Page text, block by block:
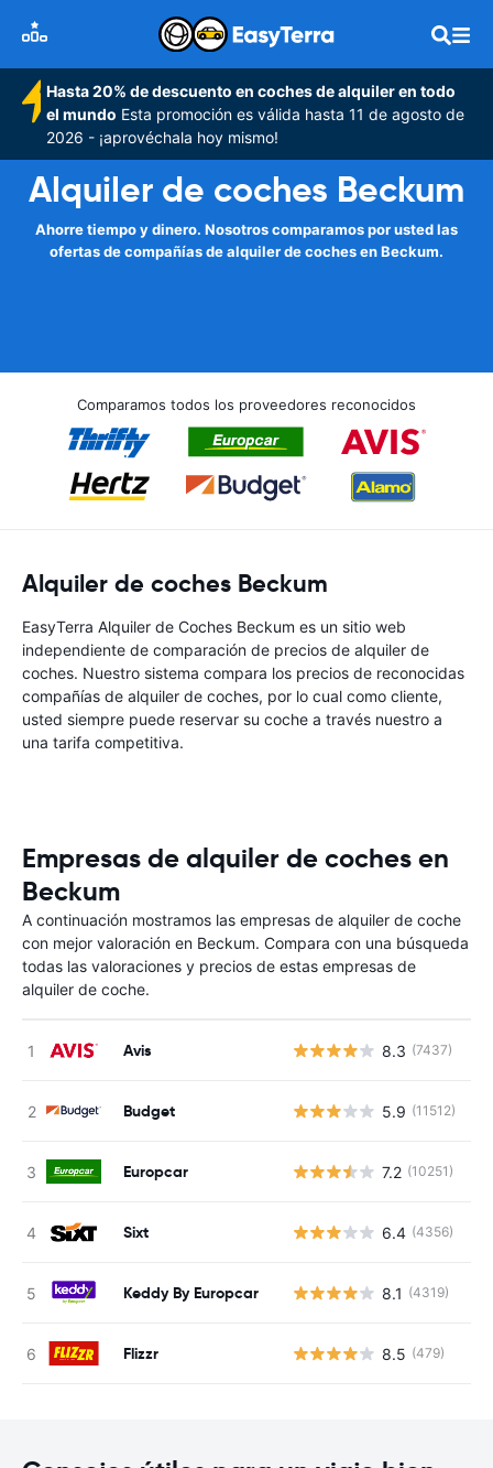
Hasta 20% de descuento en coches de alquiler en todo
el mundo Esta promoción es válida hasta 11 de agosto de
2026 - ¡aprovéchala hoy mismo!
Alquiler de coches Beckum
Ahorre tiempo y dinero. Nosotros comparamos por usted las
ofertas de compañías de alquiler de coches en Beckum.
Comparamos todos los proveedores reconocidos
Alquiler de coches Beckum
EasyTerra Alquiler de Coches Beckum es un sitio web
independiente de comparación de precios de alquiler de
coches. Nuestro sistema compara los precios de reconocidas
compañías de alquiler de coches, por lo cual como cliente,
usted siempre puede reservar su coche a través nuestro a
una tarifa competitiva.
Empresas de alquiler de coches en
Beckum
A continuación mostramos las empresas de alquiler de coche
con mejor valoración en Beckum. Compara con una búsqueda
todas las valoraciones y precios de estas empresas de
alquiler de coche.
Avis 8.3 (7437)
Budget 5.9 (11512)
Europcar 7.2 (10251)
Sixt 6.4 (4356)
Keddy By Europcar 8.1 (4319)
Flizzr 8.5 (479)